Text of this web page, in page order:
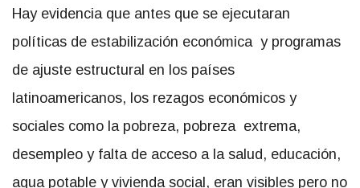
Hay evidencia que antes que se ejecutaran
políticas de estabilización económica y programas
de ajuste estructural en los países
latinoamericanos, los rezagos económicos y
sociales como la pobreza, pobreza extrema,
desempleo y falta de acceso a la salud, educación,
agua potable y vivienda social, eran visibles pero no